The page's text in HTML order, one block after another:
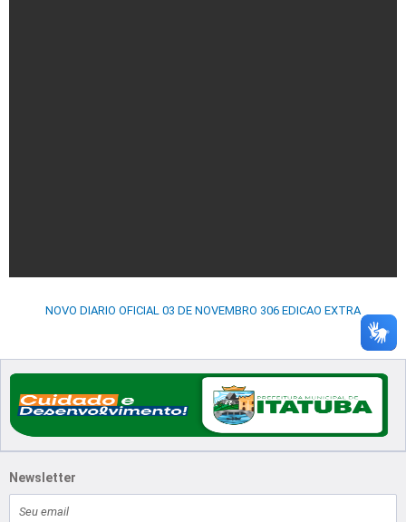
NOVO DIARIO OFICIAL 03 DE NOVEMBRO 306 EDICAO EXTRA
Newsletter